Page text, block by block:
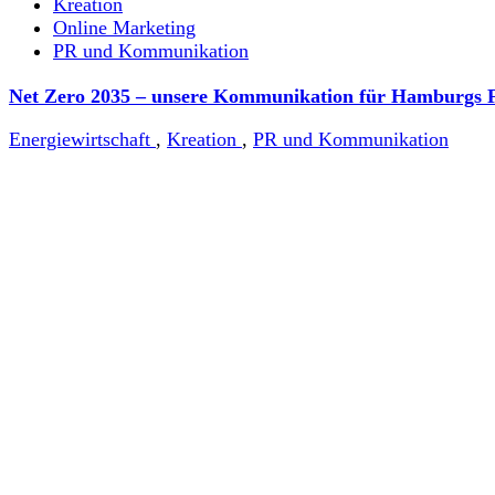
Online Marketing
PR und Kommunikation
Net Zero 2035 – unsere Kommunikation für Hamburgs
Energiewirtschaft , Kreation , PR und Kommunikation